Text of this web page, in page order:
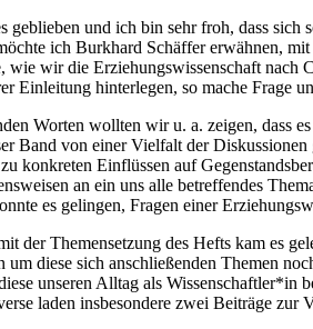
geblieben und ich bin sehr froh, dass
ich Burkhard Schäffer erwähnen,
wie wir die Erziehungswissenschaft nach
Einleitung hinterlegen, so mache Frage
Worten wollten wir u. a. zeigen, dass
Band von einer Vielfalt der
konkreten Einflüssen auf
an ein uns alle betreffendes
es gelingen, Fragen einer
der Themensetzung des Hefts kam es
um diese sich anschließenden Themen
unseren Alltag als Wissenschaftler*in
laden insbesondere zwei Beiträge zur